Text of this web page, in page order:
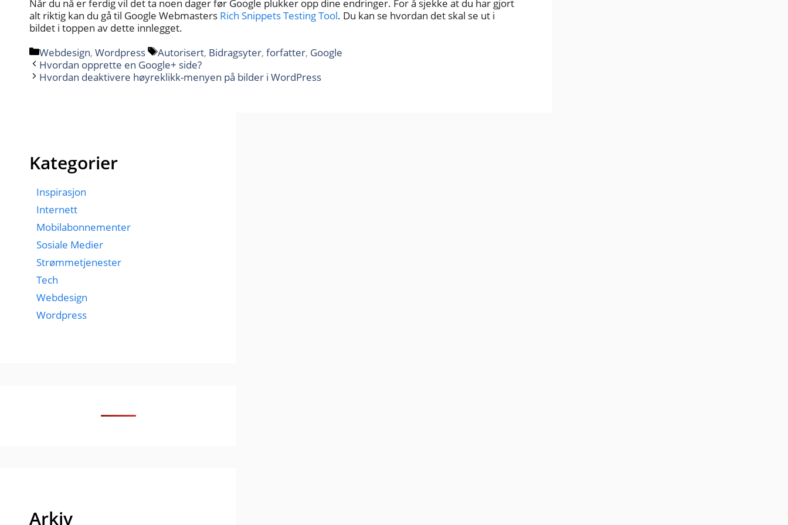
Når du nå er ferdig vil det ta noen dager før Google plukker opp dine endringer. For å sjekke at du har gjort
alt riktig kan du gå til Google Webmasters Rich Snippets Testing Tool. Du kan se hvordan det skal se ut i
bildet i toppen av dette innlegget.
Kategorier
Webdesign, Wordpress Stikkord
Autorisert, Bidragsyter, forfatter, Google
Hvordan opprette en Google+ side?
Hvordan deaktivere høyreklikk-menyen på bilder i WordPress
Kategorier
Inspirasjon
Internett
Mobilabonnementer
Sosiale Medier
Strømmetjenester
Tech
Webdesign
Wordpress
Arkiv